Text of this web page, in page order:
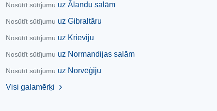
Nosūtīt sūtījumu uz Ālandu salām
Nosūtīt sūtījumu uz Gibraltāru
Nosūtīt sūtījumu uz Krieviju
Nosūtīt sūtījumu uz Normandijas salām
Nosūtīt sūtījumu uz Norvēģiju
Visi galamērķi
chevron_right